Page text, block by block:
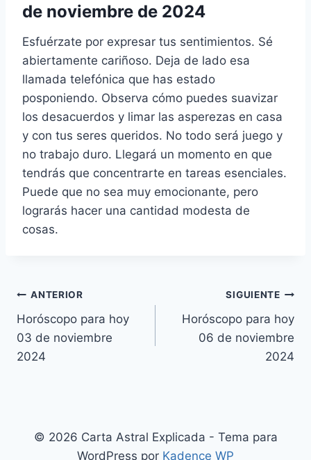
de noviembre de 2024
Esfuérzate por expresar tus sentimientos. Sé
abiertamente cariñoso. Deja de lado esa
llamada telefónica que has estado
posponiendo. Observa cómo puedes suavizar
los desacuerdos y limar las asperezas en casa
y con tus seres queridos. No todo será juego y
no trabajo duro. Llegará un momento en que
tendrás que concentrarte en tareas esenciales.
Puede que no sea muy emocionante, pero
lograrás hacer una cantidad modesta de
cosas.
Navegación
de
entradas
ANTERIOR
Horóscopo para hoy
03 de noviembre
2024
SIGUIENTE
Horóscopo para hoy
06 de noviembre
2024
© 2026 Carta Astral Explicada - Tema para
WordPress por Kadence WP